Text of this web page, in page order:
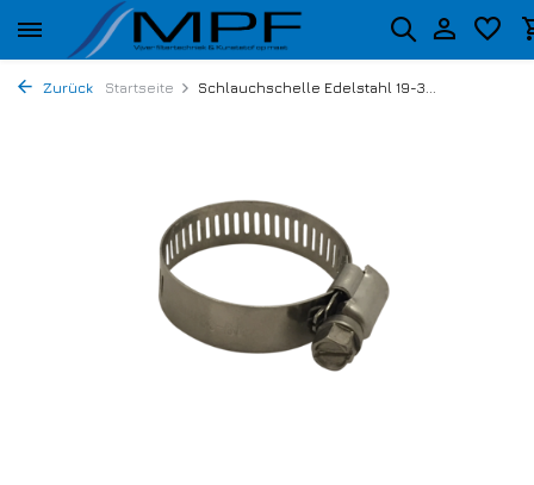
Zurück Startseite Schlauchschelle Edelstahl 19-3...